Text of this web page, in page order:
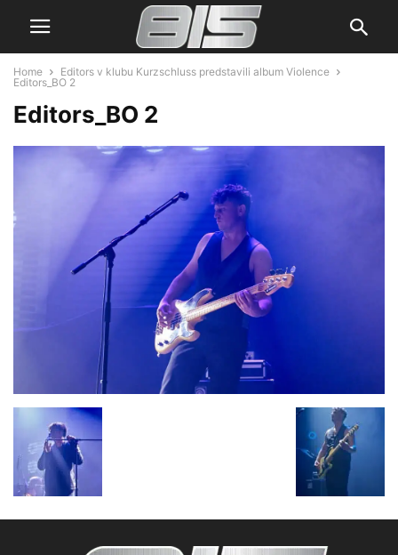
Home
Editors v klubu Kurzschluss predstavili album Violence
Editors_BO 2
Editors_BO 2